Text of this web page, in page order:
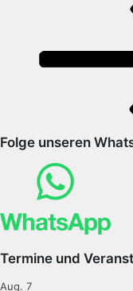
Folge unseren
Termine und
Aug. 7